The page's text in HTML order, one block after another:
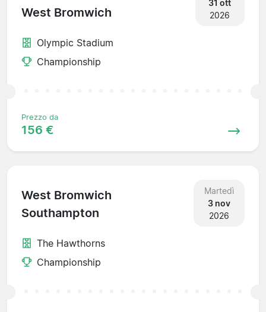
West Bromwich
31 ott
2026
Olympic Stadium
Championship
Prezzo da
156 €
West Bromwich
Southampton
Martedì
3 nov
2026
The Hawthorns
Championship